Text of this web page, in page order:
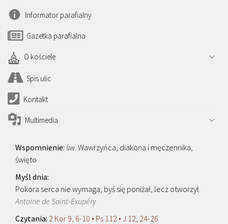
Informator parafialny
Gazetka parafialna
O kościele
Spis ulic
Kontakt
Multimedia
św. Wawrzyńca, diakona i męczennika,
święto
Pokora serca nie wymaga, byś się poniżał, lecz otworzył.
Antoine de Saint-Exupéry
2 Kor 9, 6-10 • Ps 112 • J 12, 24-26